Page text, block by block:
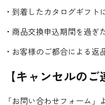
・到着したカタログギフト
・商品交換申込期間を過
・お客様のご都合による
【キャンセルのご
「お問い合わせフォーム」